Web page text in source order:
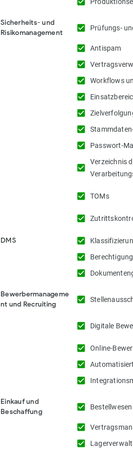
Sicherheits- und
Risikomanagement
check_box Prüfungs-
check_box Antispam
check_box
check_box Workflows
check_box
check_box
check_box
check_box Passwort-
check_box
Verzeichnis
check_box TOMs
check_box
DMS check_box
check_box
check_box
Bewerbermanageme
nt und Recruiting
check_box
check_box Digitale
check_box Online-
check_box
check_box
Einkauf und
Beschaffung
check_box Bestellwesen
check_box
check_box